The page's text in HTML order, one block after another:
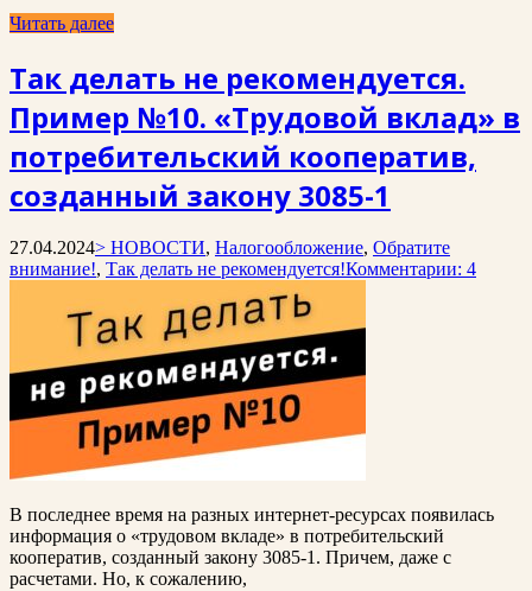
Читать далее
Так делать не рекомендуется.
Пример №10. «Трудовой вклад» в
потребительский кооператив,
созданный закону 3085-1
27.04.2024> НОВОСТИ, Налогообложение, Обратите
внимание!, Так делать не рекомендуется!Комментарии: 4
В последнее время на разных интернет-ресурсах появилась
информация о «трудовом вкладе» в потребительский
кооператив, созданный закону 3085-1. Причем, даже с
расчетами. Но, к сожалению,